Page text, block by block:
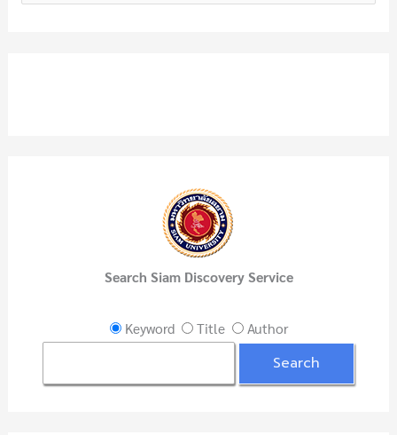
e
Search Siam Discovery Service
Keyword Title Author